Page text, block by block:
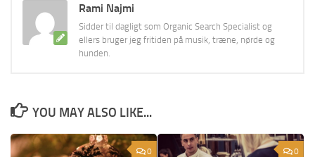
Rami Najmi
Sidder til dagligt som Organic Search Specialist og
ellers bruger jeg fritiden på musik, træne, nørde og
hunden.
YOU MAY ALSO LIKE...
0 0